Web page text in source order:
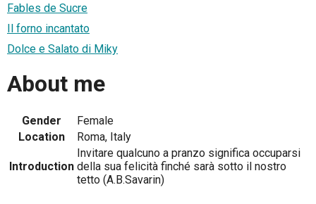
Fables de Sucre
Il forno incantato
Dolce e Salato di Miky
About me
Gender
Female
Location
Roma, Italy
Introduction
Invitare qualcuno a pranzo significa occuparsi
della sua felicità finché sarà sotto il nostro
tetto (A.B.Savarin)